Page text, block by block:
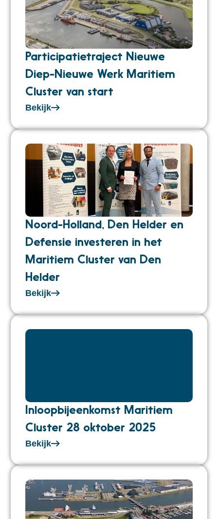
Participatietraject Nieuwe
Diep-Nieuwe Werk Maritiem
Cluster van start
Bekijk
Noord-Holland, Den Helder en
Defensie investeren in het
Maritiem Cluster van Den
Helder
Bekijk
Inloopbijeenkomst Maritiem
Cluster 28 oktober 2025
Bekijk